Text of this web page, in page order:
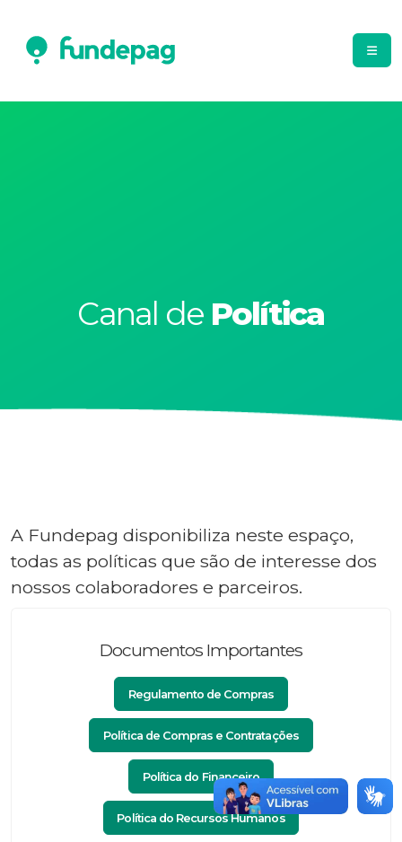
Canal de Política
A Fundepag disponibiliza neste espaço,
todas as políticas que são de interesse dos
nossos colaboradores e parceiros.
Documentos Importantes
Regulamento de Compras
Política de Compras e Contratações
Política do Financeiro
Política do Recursos Humanos